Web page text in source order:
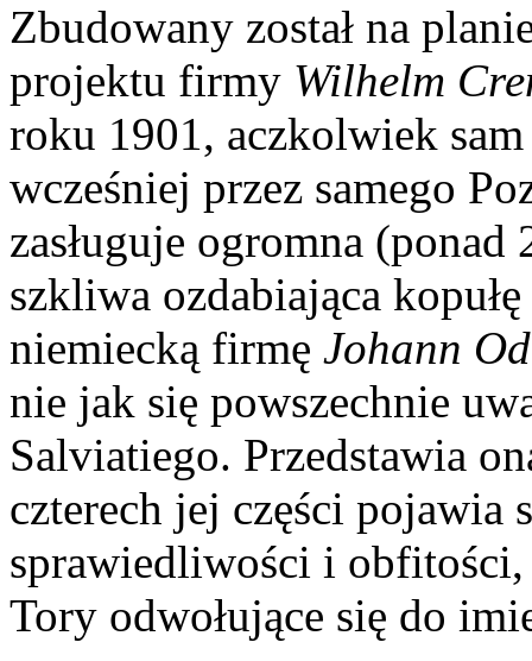
Zbudowany został na
projektu firmy Wilhelm
roku 1901, aczkolwiek
wcześniej przez samego
zasługuje ogromna
szkliwa ozdabiająca
niemiecką firmę Johann
nie jak się powszechnie
Salviatiego. Przedstawia
czterech jej części pojawia
sprawiedliwości i
Tory odwołujące się do